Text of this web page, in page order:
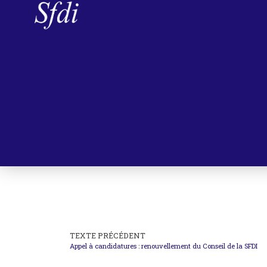
TEXTE PRÉCÉDENT
Appel à candidatures : renouvellement du Conseil de la SFDI